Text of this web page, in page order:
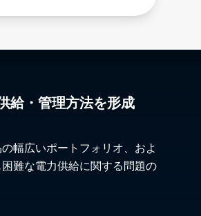
給・管理方法を形成
幅広いポートフォリオ、およ
難な電力供給に関する問題の